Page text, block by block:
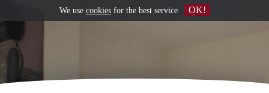
We use cookiesfor the best service OK!